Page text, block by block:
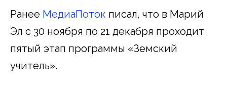
Ранее МедиаПоток писал, что в Марий
Эл с 30 ноября по 21 декабря проходит
пятый этап программы «Земский
учитель».